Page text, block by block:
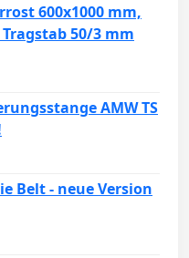
600x1000 mm,
50/3 mm
AMW TS
Belt - neue Version